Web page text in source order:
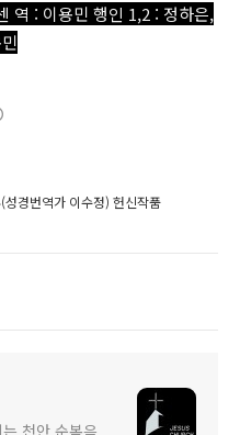
역 : 이용민 행인 1,2 : 정하은,
경번역가 이수정) 헌신작품
천안 순복음